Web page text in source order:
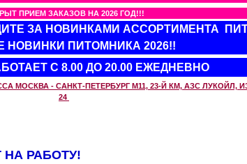
ПРИЕМ ЗАКАЗОВ НА 2026 ГОД!!!
ЗА НОВИНКАМИ АССОРТИМЕНТА
НОВИНКИ ПИТОМНИКА 2026!!
С 8.00 ДО 20.00 ЕЖЕДНЕВНО
МОСКВА - САНКТ-ПЕТЕРБУРГ М11, 23-Й КМ, АЗС ЛУКОЙЛ,
24
РАБОТУ!